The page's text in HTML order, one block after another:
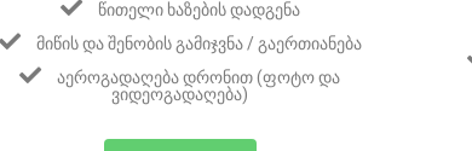
ᲬᲘᲗᲔᲚᲘ ᲮᲐᲖᲔᲑᲘᲡ ᲓᲐᲓᲒᲔᲜᲐ
ᲛᲘᲬᲘᲡ ᲓᲐ ᲨᲔᲜᲝᲑᲘᲡ ᲒᲐᲛᲘᲯᲕᲜᲐ / ᲒᲐᲔᲠᲗᲘᲐᲜᲔᲑᲐ
ᲐᲔᲠᲝᲒᲐᲓᲐᲦᲔᲑᲐ ᲓᲠᲝᲜᲘᲗ (ᲤᲝᲢᲝ ᲓᲐ
ᲕᲘᲓᲔᲝᲒᲐᲓᲐᲦᲔᲑᲐ)